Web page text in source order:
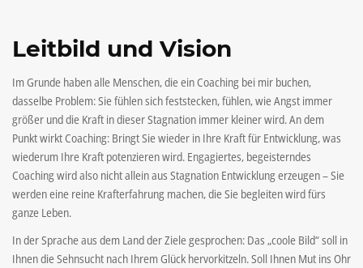
Leitbild und Vision
Im Grunde haben alle Menschen, die ein Coaching bei mir buchen,
dasselbe Problem: Sie fühlen sich feststecken, fühlen, wie Angst immer
größer und die Kraft in dieser Stagnation immer kleiner wird. An dem
Punkt wirkt Coaching: Bringt Sie wieder in Ihre Kraft für Entwicklung, was
wiederum Ihre Kraft potenzieren wird. Engagiertes, begeisterndes
Coaching wird also nicht allein aus Stagnation Entwicklung erzeugen – Sie
werden eine reine Krafterfahrung machen, die Sie begleiten wird fürs
ganze Leben.
In der Sprache aus dem Land der Ziele gesprochen: Das „coole Bild“ soll in
Ihnen die Sehnsucht nach Ihrem Glück hervorkitzeln. Soll Ihnen Mut ins Ohr